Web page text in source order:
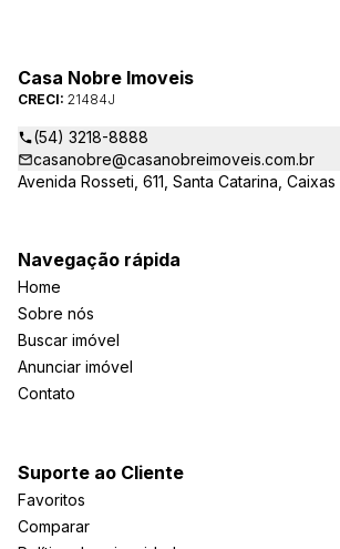
Casa Nobre Imoveis
CRECI: 21484J
(54) 3218-8888
casanobre@casanobreimoveis.com.br
Avenida Rosseti, 611, Santa Catarina,
Navegação rápida
Home
Sobre nós
Buscar imóvel
Anunciar imóvel
Contato
Suporte ao Cliente
Favoritos
Comparar